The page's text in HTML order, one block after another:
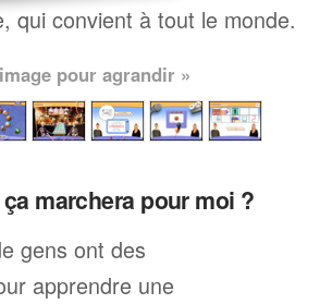
qui convient à tout le monde.
pour agrandir »
marchera pour moi ?
gens ont des
apprendre une